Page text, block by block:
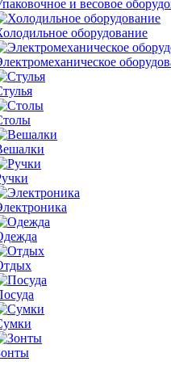
и весовое
оборудование